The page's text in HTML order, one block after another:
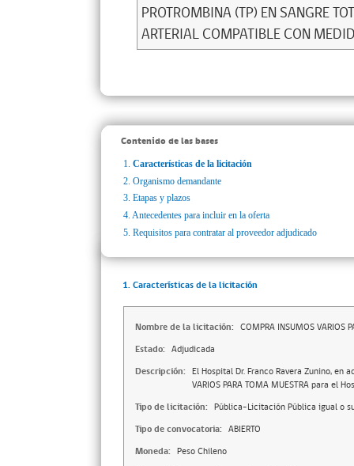
PROTROMBINA (TP) EN SANGRE
ARTERIAL COMPATIBLE CON
Contenido de las bases
1. Características de la licitación
2. Organismo demandante
3. Etapas y plazos
4. Antecedentes para incluir en la oferta
5. Requisitos para contratar al proveedor adjudicado
1. Características de la licitación
Nombre de la licitación: COMPRA INSUMOS VARIOS
Estado: Adjudicada
Descripción: El Hospital Dr. Franco Ravera Zunino, en
VARIOS PARA TOMA MUESTRA para el
Tipo de licitación: Pública-Licitación Pública igual o
Tipo de convocatoria: ABIERTO
Moneda: Peso Chileno